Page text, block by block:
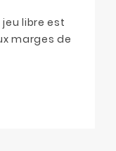
libre est
marges de